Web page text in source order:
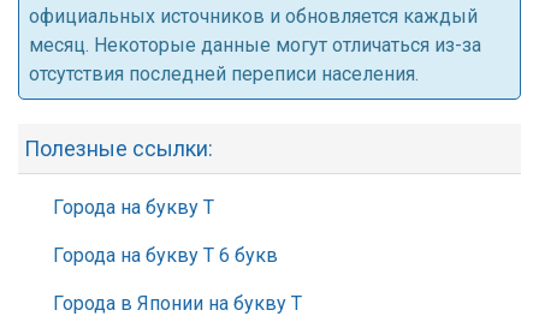
официальных источников и обновляется каждый
месяц. Некоторые данные могут отличаться из-за
отсутствия последней переписи населения.
Полезные ссылки:
Города на букву Т
Города на букву Т 6 букв
Города в Японии на букву Т